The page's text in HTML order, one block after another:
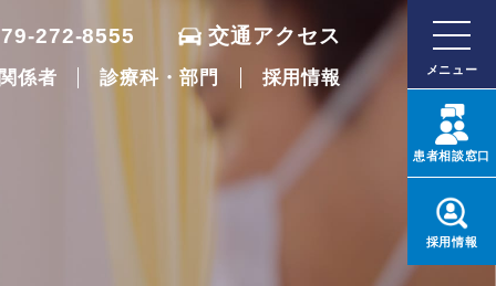
272-8555 交通アクセス
係者 診療科・部門 採用情報 メニュー
患者相談窓口
採用情報